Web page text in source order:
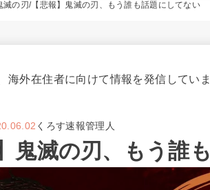
滅の刃 【悲報】鬼滅の刃、もう誰も話題にしてない
海外在住者に向けて情報を発信していま
くろす速報管理人
鬼滅の刃、もう誰